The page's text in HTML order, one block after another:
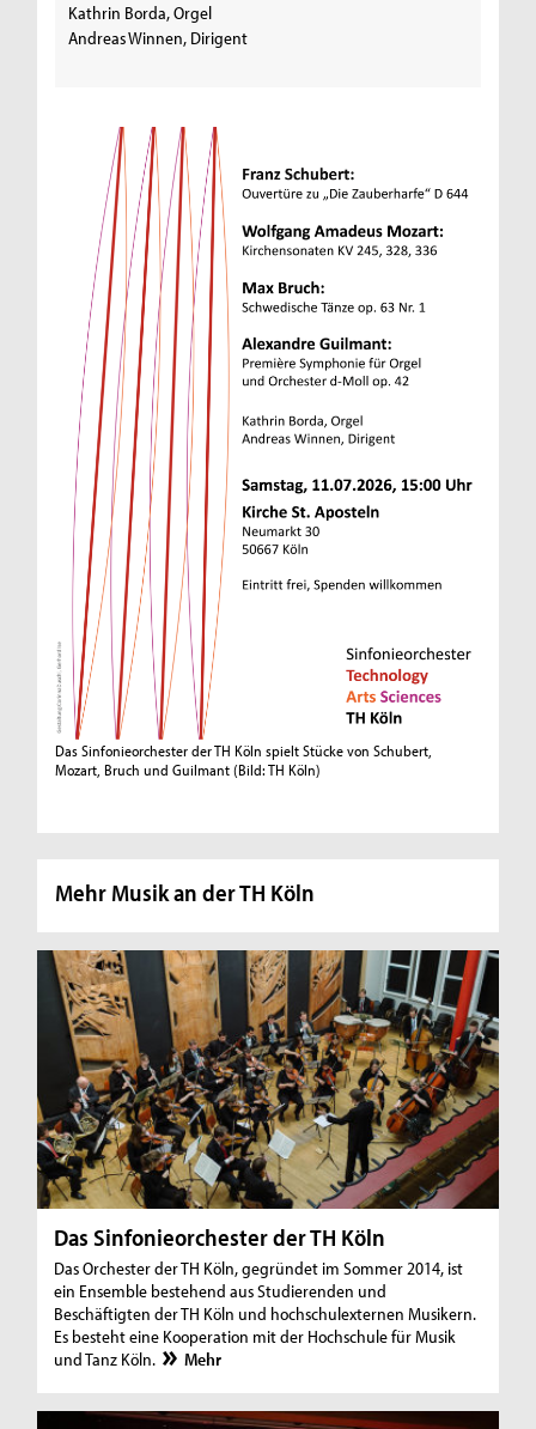
Kathrin Borda, Orgel
Andreas Winnen, Dirigent
Das Sinfonieorchester der TH Köln spielt Stücke von Schubert,
Mozart, Bruch und Guilmant (Bild: TH Köln)
Mehr Musik an der TH Köln
Das Sinfonieorchester der TH Köln
Das Orchester der TH Köln, gegründet im Sommer 2014, ist
ein Ensemble bestehend aus Studierenden und
Beschäftigten der TH Köln und hochschulexternen Musikern.
Es besteht eine Kooperation mit der Hochschule für Musik
und Tanz Köln.
Mehr